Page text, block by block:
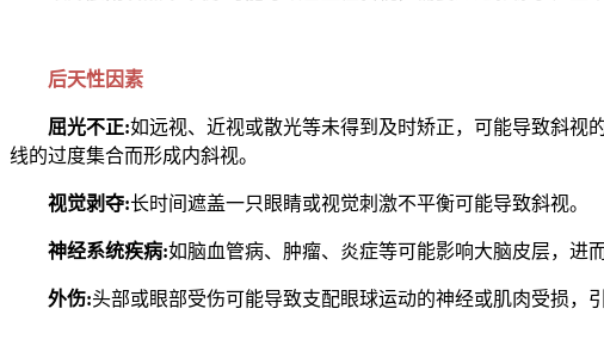
后天性因素
屈光不正:如远视、近视或散光等未得到及时矫正，可能导致斜视
线的过度集合而形成内斜视。
视觉剥夺:长时间遮盖一只眼睛或视觉刺激不平衡可能导致斜视。
神经系统疾病:如脑血管病、肿瘤、炎症等可能影响大脑皮层，进
外伤:头部或眼部受伤可能导致支配眼球运动的神经或肌肉受损，引